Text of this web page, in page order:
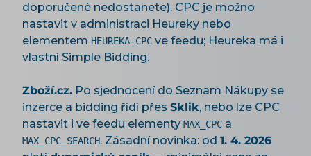
doporučené nedostanete). CPC je možno
nastavit v administraci Heureky nebo
elementem HEUREKA_CPC ve feedu; Heureka má i
vlastní Simple Bidding.
Zboží.cz. Po sjednocení do Seznam Nákupy se
inzerce a bidding řídí přes Sklik, nebo lze CPC
nastavit i ve feedu elementy MAX_CPC a
MAX_CPC_SEARCH. Zásadní novinka: od 1. 4. 2026